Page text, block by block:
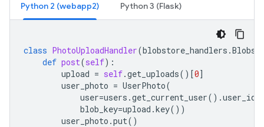
Python 2 (webapp2) Python 3 (Flask)
class PhotoUploadHandler(blobstore_handlers .
def post(self):
upload = self.get_uploads()[0]
user_photo = UserPhoto(
user=users .get_current_user() .user_id
blob_key=upload .key())
user_photo .put()